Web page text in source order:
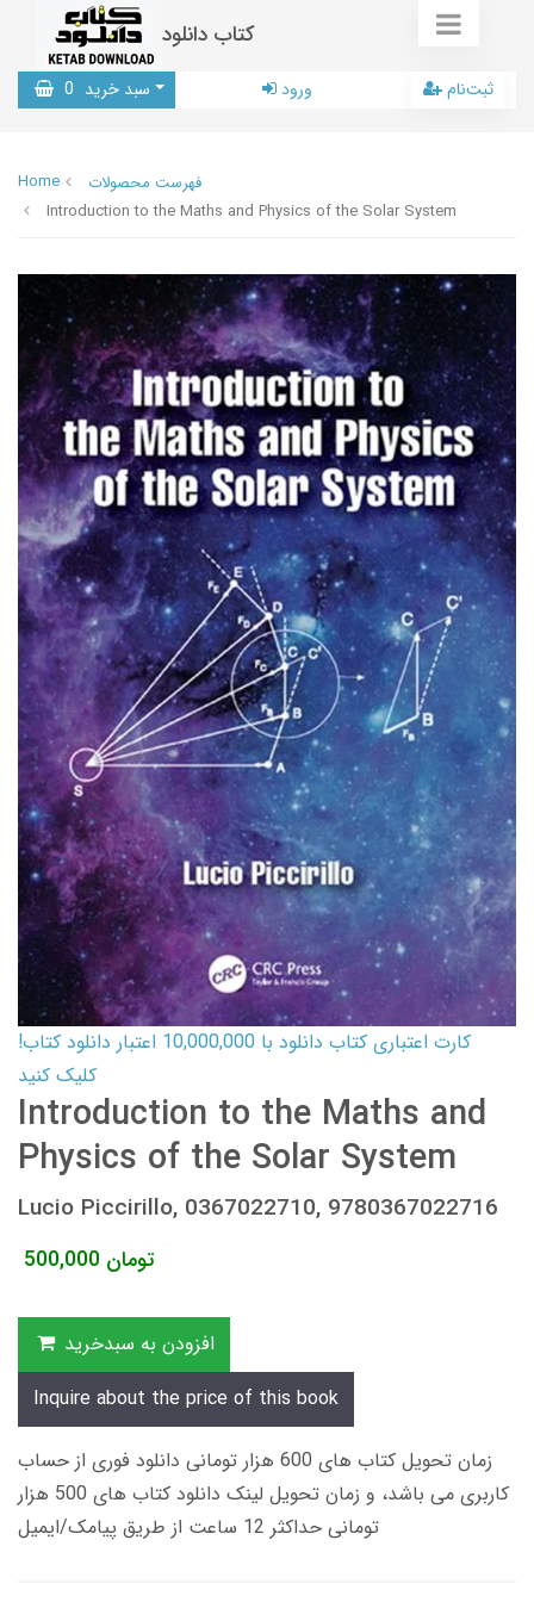
کتاب دانلود
سبد خرید 0 ورود ثبت‌نام
Home
فهرست محصولات
Introduction to the Maths and Physics of the Solar System
کارت اعتباری کتاب دانلود با 10,000,000 اعتبار دانلود کتاب!
کلیک کنید
Introduction to the Maths and
Physics of the Solar System
Lucio Piccirillo, 0367022710, 9780367022716
500,000 تومان
افزودن به سبدخرید
Inquire about the price of this book
زمان تحویل کتاب های 600 هزار تومانی دانلود فوری از حساب
کاربری می باشد، و زمان تحویل لینک دانلود کتاب های 500 هزار
تومانی حداکثر 12 ساعت از طریق پیامک/ایمیل